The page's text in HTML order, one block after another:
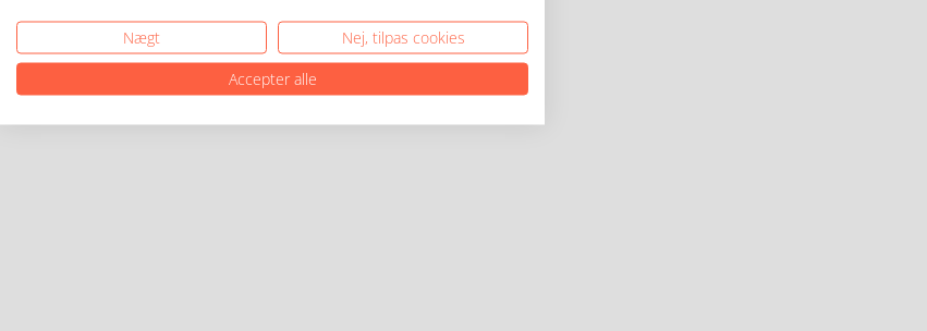
Nægt
Nej, tilpas cookies
Accepter alle